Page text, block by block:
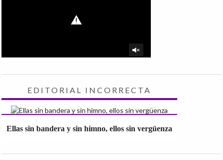
EDITORIAL INCORRECTA
Ellas sin bandera y sin himno, ellos sin vergüenza